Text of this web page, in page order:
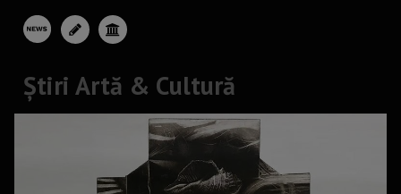
Știri Artă & Cultură